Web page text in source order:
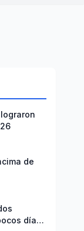
de
días